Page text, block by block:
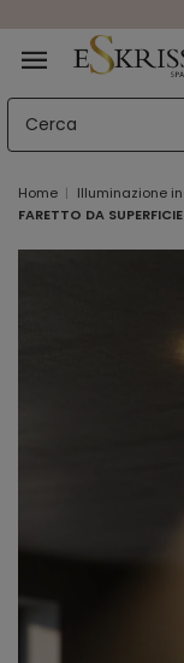
Home Illuminazione
FARETTO DA